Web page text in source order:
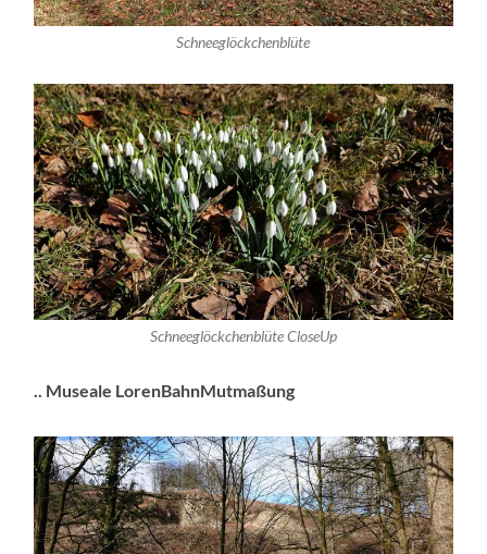
Schneeglöckchenblüte
Schneeglöckchenblüte CloseUp
.. Museale LorenBahnMutmaßung